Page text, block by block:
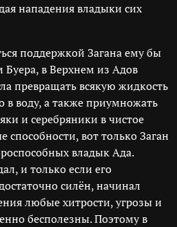
нападения владыки сих
поддержкой Загана ему бы
в Верхнем из Адов
превращать всякую жидкость
в воду, а также приумножать
и серебряники в чистое
способности, вот только Заган
владык Ада.
и только если его
силён, начинал
любые хитрости, угрозы и
бесполезны. Поэтому в